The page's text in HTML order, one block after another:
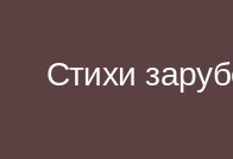
Стихи